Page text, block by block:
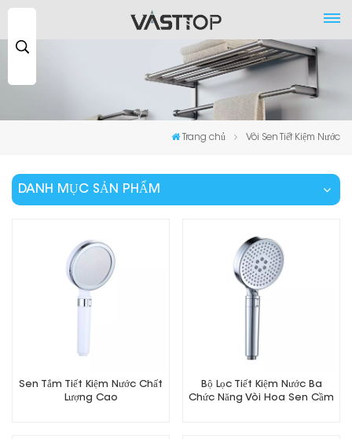
Trang chủ Vòi Sen Tiết Kiệm Nước
DANH MỤC SẢN PHẨM
Sen Tắm Tiết Kiệm Nước Chất
Lượng Cao
Bộ Lọc Tiết Kiệm Nước Ba
Chức Năng Vòi Hoa Sen Cầm